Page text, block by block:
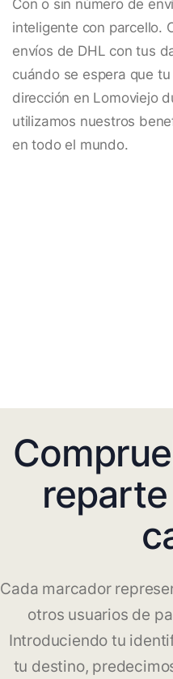
Con o sin número de
inteligente con parcello.
envíos de DHL con tus
cuándo se espera que
dirección en Lomoviejo
utilizamos nuestros
en todo el mundo.
Cada marcador
otros usuarios de
Introduciendo tu
tu destino,